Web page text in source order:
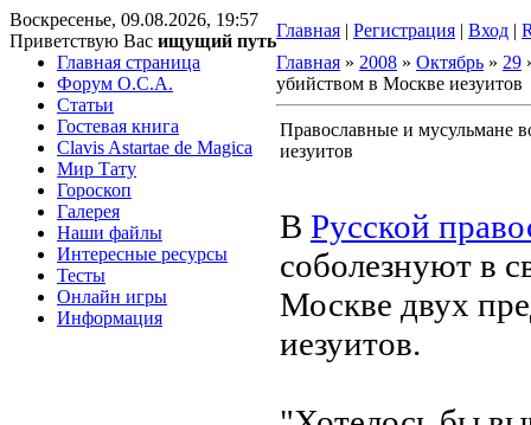
Воскресенье, 09.08.2026, 19:57
Приветствую Вас ищущий путь
Главная | Регистрация | Вход |
Главная страница
Форум O.C.A.
Статьи
Гостевая книга
Clavis Astartae de Magica
Мир Тату
Гороскоп
Галерея
Наши файлы
Интересные ресурсы
Тесты
Онлайн игры
Информация
Главная » 2008 » Октябрь » 29
убийством в Москве иезуитов
Православные и мусульмане
иезуитов
В Русской
соболезнуют в
Москве двух
иезуитов.